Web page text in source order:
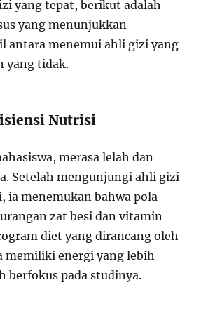
yang tepat, berikut adalah
yang menunjukkan
antara menemui ahli gizi yang
yang tidak.
Nutrisi
merasa lelah dan
Setelah mengunjungi ahli gizi
ia menemukan bahwa pola
zat besi dan vitamin
diet yang dirancang oleh
memiliki energi yang lebih
berfokus pada studinya.